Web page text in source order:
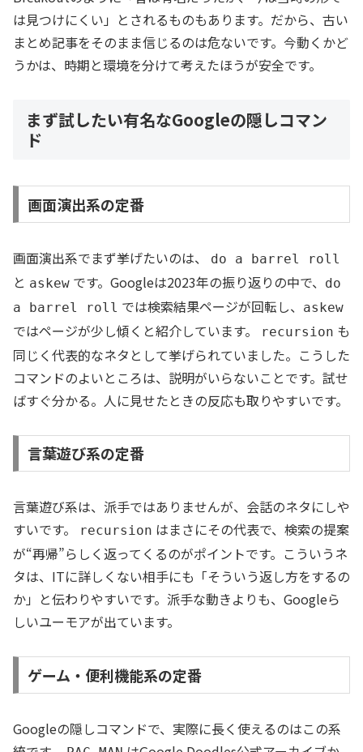
は見つけにくい」とされるものもあります。だから、古い
まとめ記事をそのまま信じるのは危ないです。今動くかど
うかは、時期と環境を分けて考えたほうが安全です。
まず試したい有名なGoogleの隠しコマン
ド
画面演出系の定番
画面演出系でまず挙げたいのは、 do a barrel roll
と askew です。Googleは2023年の振り返りの中で、 do
a barrel roll では検索結果ページが回転し、 askew
ではページが少し傾くと紹介しています。 recursion も
同じく代表的なネタとして挙げられていました。こうした
コマンドのよいところは、説明がいらないことです。試せ
ばすぐ分かる。人に見せたときの反応も取りやすいです。
言葉遊び系の定番
言葉遊び系は、派手ではありませんが、会話のネタにしや
すいです。
recursion はまさにその代表で、検索の提案
が“再帰”らしく返ってくるのがポイントです。こういうネ
タは、ITに詳しくない相手にも「そういう返し方をするの
か」と伝わりやすいです。派手な動きよりも、Googleら
しいユーモアが出ています。
ゲーム・便利機能系の定番
Googleの隠しコマンドで、実際に長く使えるのはこの系